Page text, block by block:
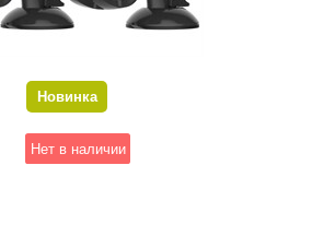
Новинка
Нет в наличии